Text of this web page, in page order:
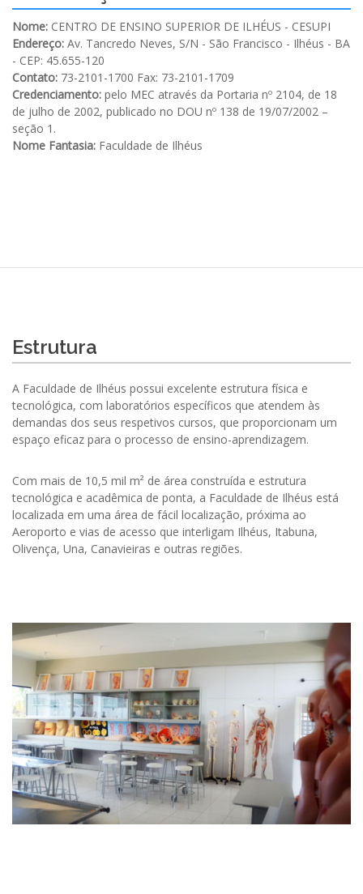
Nome: CENTRO DE ENSINO SUPERIOR DE ILHÉUS - CESUPI
Endereço: Av. Tancredo Neves, S/N - São Francisco - Ilhéus - BA
- CEP: 45.655-120
Contato: 73-2101-1700 Fax: 73-2101-1709
Credenciamento: pelo MEC através da Portaria nº 2104, de 18
de julho de 2002, publicado no DOU nº 138 de 19/07/2002 –
seção 1.
Nome Fantasia: Faculdade de Ilhéus
Estrutura
A Faculdade de Ilhéus possui excelente estrutura física e
tecnológica, com laboratórios específicos que atendem às
demandas dos seus respetivos cursos, que proporcionam um
espaço eficaz para o processo de ensino-aprendizagem.
Com mais de 10,5 mil m² de área construída e estrutura
tecnológica e acadêmica de ponta, a Faculdade de Ilhéus está
localizada em uma área de fácil localização, próxima ao
Aeroporto e vias de acesso que interligam Ilhéus, Itabuna,
Olivença, Una, Canavieiras e outras regiões.